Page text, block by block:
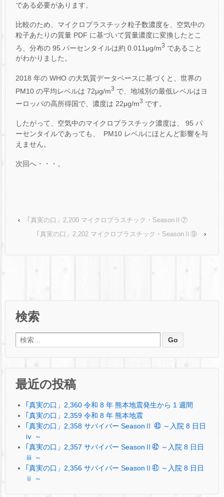
である必要があります。
比較のため、マイクロプラスチック粒子数濃度を、空気中の
粒子あたりの質量 PDF に基づいて質量濃度に変換したとこ
ろ、分布の 95 パーセンタイルは約 0.011μg/m3 であること
がわかりました。
2018 年の WHO の大気質データベースに基づくと、世界の
PM10 の平均レベルは 72μg/m3 で、地域別の最低レベルはヨ
ーロッパの高所得国で、濃度は 22μg/m3 です。
したがって、空気中のマイクロプラスチック濃度は、 95 パ
ーセンタイルであっても、 PM10 レベルにほとんど影響を与
えません。
次回へ・・・。
‹
｢真実の口」2,200 マイクロプラスチック・SeasonⅡ⑦
｢真実の口」2,202 マイクロプラスチック・SeasonⅡ⑨
›
検索
検索:
最近の投稿
｢真実の口」2,360 令和 8 年 熊本地震発生から 1 週間
｢真実の口」2,359 令和 8 年 熊本地震
｢真実の口」2,358 サバイバー SeasonⅡ ㊸ ～入院 8 日日
ⅳ ～
｢真実の口」2,357 サバイバー SeasonⅡ㊷ ～入院 8 日日
ⅲ ～
｢真実の口」2,356 サバイバー SeasonⅡ㊶ ～入院 8 日日
ⅱ ～